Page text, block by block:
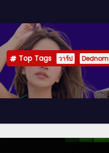
Top Tags วาร์ป Dednom